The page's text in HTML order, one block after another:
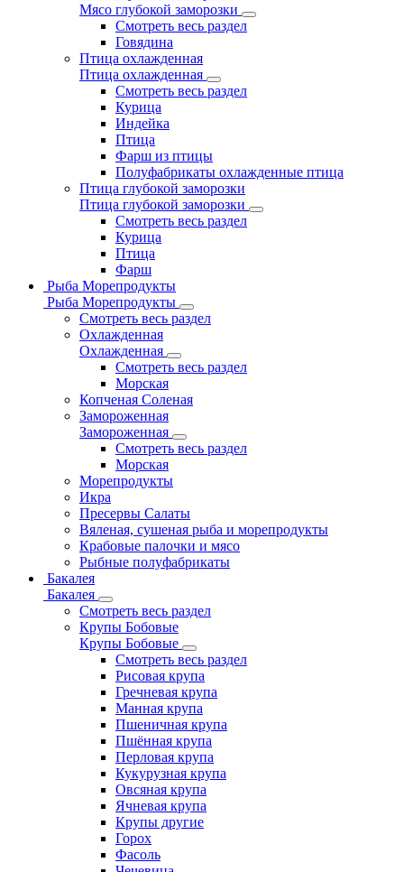
Мясо глубокой заморозки
Смотреть весь раздел
Говядина
Птица охлажденная
Птица охлажденная
Смотреть весь раздел
Курица
Индейка
Птица
Фарш из птицы
Полуфабрикаты охлажденные птица
Птица глубокой заморозки
Птица глубокой заморозки
Смотреть весь раздел
Курица
Птица
Фарш
Рыба Морепродукты
Рыба Морепродукты
Смотреть весь раздел
Охлажденная
Охлажденная
Смотреть весь раздел
Морская
Копченая Соленая
Замороженная
Замороженная
Смотреть весь раздел
Морская
Морепродукты
Икра
Пресервы Салаты
Вяленая, сушеная рыба и морепродукты
Крабовые палочки и мясо
Рыбные полуфабрикаты
Бакалея
Бакалея
Смотреть весь раздел
Крупы Бобовые
Крупы Бобовые
Смотреть весь раздел
Рисовая крупа
Гречневая крупа
Манная крупа
Пшеничная крупа
Пшённая крупа
Перловая крупа
Кукурузная крупа
Овсяная крупа
Ячневая крупа
Крупы другие
Горох
Фасоль